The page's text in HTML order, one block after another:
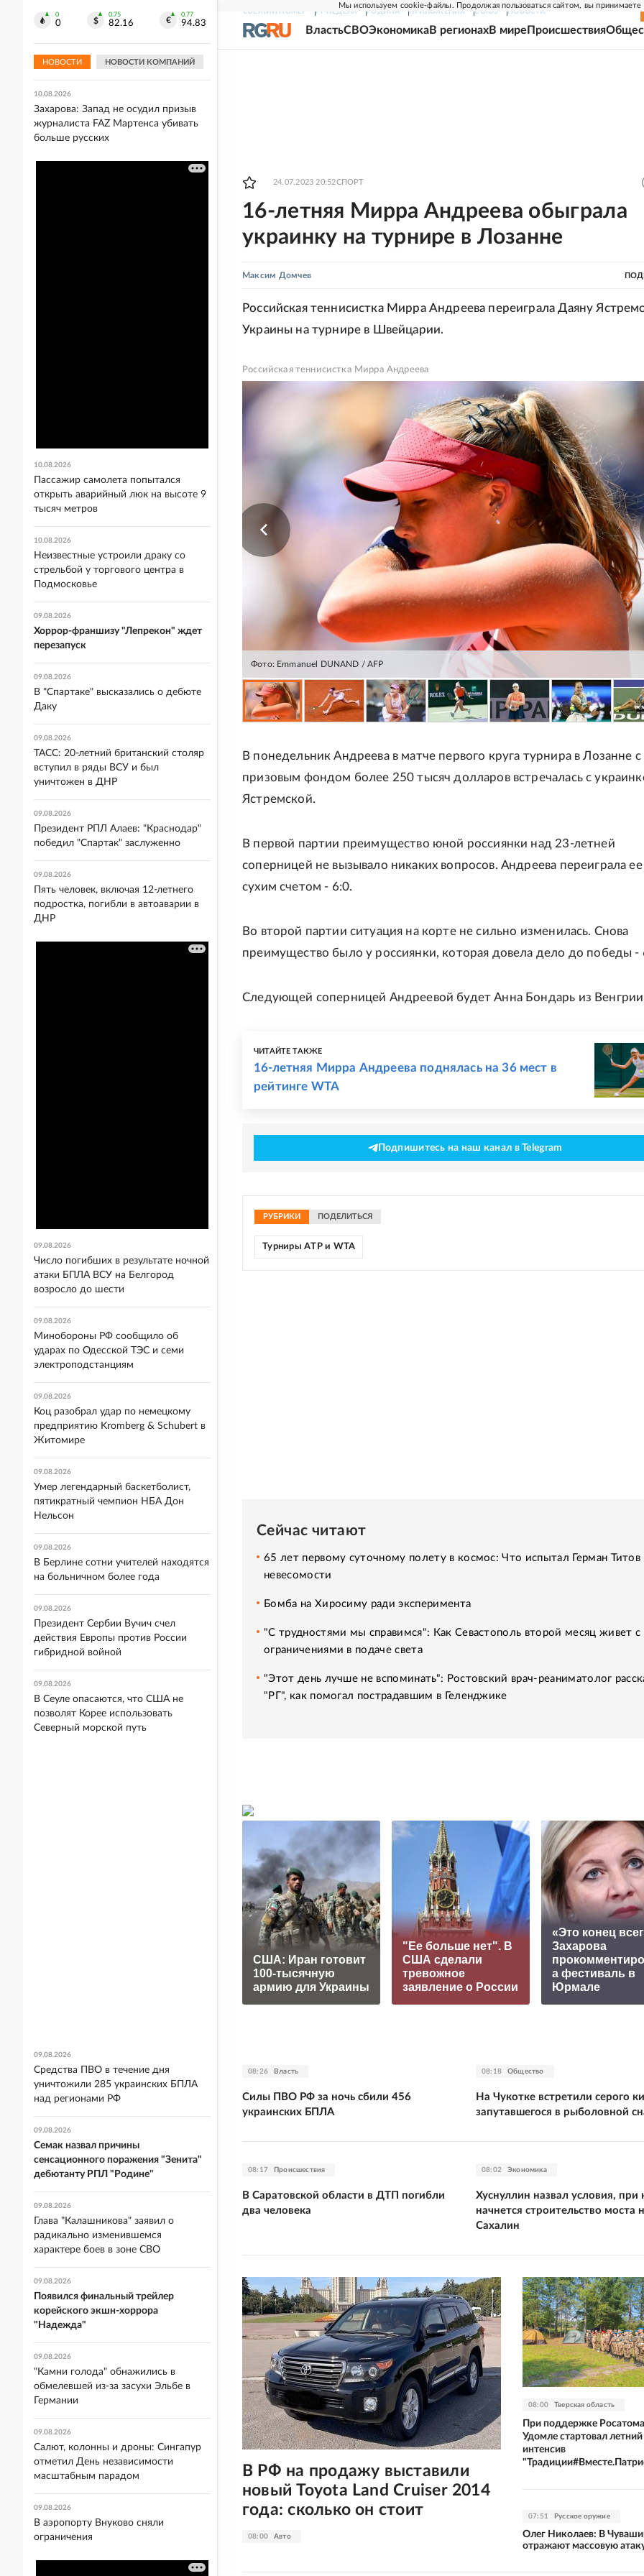
Мы используем cookie-файлы. Продолжая пользоваться сайтом, вы принимаете
СВЕЖИЙ НОМЕР РГ-НЕДЕЛЯ РОДИНА ПРИЛОЖЕНИЯ СОЮЗ НОВОСТИ
ВластьСВОЭкономикаВ регионахВ мире Происшествия
24.07.2023 20:52СПОРТ
16-летняя Мирра Андреева обыграла
украинку на турнире в Лозанне
Максим Домчев
Российская теннисистка Мирра Андреева переиграла Даяну
Украины на турнире в Швейцарии.
Российская теннисистка Мирра Андреева
Фото: Emmanuel DUNAND / AFP
В понедельник Андреева в матче первого круга турнира в Лозанне с
призовым фондом более 250 тысяч долларов встречалась с
Ястремской.
В первой партии преимущество юной россиянки над 23-летней
соперницей не вызывало никаких вопросов. Андреева переиграла ее
сухим счетом - 6:0.
Во второй партии ситуация на корте не сильно изменилась. Снова
преимущество было у россиянки, которая довела дело до победы -
Следующей соперницей Андреевой будет Анна Бондарь из
ЧИТАЙТЕ ТАКЖЕ
16-летняя Мирра Андреева поднялась на 36 мест в
рейтинге WTA
Подпишитесь на наш канал в Telegram
РУБРИКИ ПОДЕЛИТЬСЯ
Турниры ATP и WTA
Сейчас читают
65 лет первому суточному полету в космос: Что испытал Герман Титов
невесомости
Бомба на Хиросиму ради эксперимента
"С трудностями мы справимся": Как Севастополь второй месяц живет с
ограничениями в подаче света
"Этот день лучше не вспоминать": Ростовский врач-реаниматолог
"РГ", как помогал пострадавшим в Геленджике
США: Иран готовит
100-тысячную
армию для Украины
"Ее больше нет". В
США сделали
тревожное
заявление о России
«Это конец
Захарова
а фестиваль в
Юрмале
08:26 Власть
Силы ПВО РФ за ночь сбили 456
украинских БПЛА
08:18 Общество
На Чукотке встретили серого
запутавшегося в рыболовной
08:17 Происшествия
В Саратовской области в ДТП погибли
два человека
08:02 Экономика
Хуснуллин назвал условия, при
начнется строительство моста
Сахалин
08:00 Авто
В РФ на продажу выставили
новый Toyota Land Cruiser 2014
года: сколько он стоит
08:00 Тверская область
При поддержке
Удомле стартовал
интенсив
07:51 Русское оружие
Олег Николаев: В
отражают массовую
0
0
0.75
82.16
0.77
94.83
НОВОСТИ НОВОСТИ КОМПАНИЙ
10.08.2026
крыши с домов
10.08.2026
Захарова: Запад не осудил призыв
журналиста FAZ Мартенса убивать
больше русских
10.08.2026
Пассажир самолета попытался
открыть аварийный люк на высоте 9
тысяч метров
10.08.2026
Неизвестные устроили драку со
стрельбой у торгового центра в
Подмосковье
09.08.2026
Хоррор-франшизу "Лепрекон" ждет
перезапуск
09.08.2026
В "Спартаке" высказались о дебюте
Даку
09.08.2026
ТАСС: 20-летний британский столяр
вступил в ряды ВСУ и был
уничтожен в ДНР
09.08.2026
Президент РПЛ Алаев: "Краснодар"
победил "Спартак" заслуженно
09.08.2026
Пять человек, включая 12-летнего
подростка, погибли в автоаварии в
ДНР
09.08.2026
Число погибших в результате ночной
атаки БПЛА ВСУ на Белгород
возросло до шести
09.08.2026
Минобороны РФ сообщило об
ударах по Одесской ТЭС и семи
электроподстанциям
09.08.2026
Коц разобрал удар по немецкому
предприятию Kromberg & Schubert в
Житомире
09.08.2026
Умер легендарный баскетболист,
пятикратный чемпион НБА Дон
Нельсон
09.08.2026
В Берлине сотни учителей находятся
на больничном более года
09.08.2026
Президент Сербии Вучич счел
действия Европы против России
гибридной войной
09.08.2026
В Сеуле опасаются, что США не
позволят Корее использовать
Северный морской путь
09.08.2026
Средства ПВО в течение дня
уничтожили 285 украинских БПЛА
над регионами РФ
09.08.2026
Семак назвал причины
сенсационного поражения "Зенита"
дебютанту РПЛ "Родине"
09.08.2026
Глава "Калашникова" заявил о
радикально изменившемся
характере боев в зоне СВО
09.08.2026
Появился финальный трейлер
корейского экшн-хоррора
"Надежда"
09.08.2026
"Камни голода" обнажились в
обмелевшей из-за засухи Эльбе в
Германии
09.08.2026
Салют, колонны и дроны: Сингапур
отметил День независимости
масштабным парадом
09.08.2026
В аэропорту Внуково сняли
ограничения